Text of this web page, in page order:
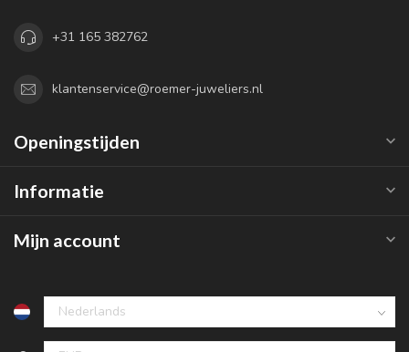
+31 165 382762
klantenservice@roemer-juweliers.nl
Openingstijden
Informatie
Mijn account